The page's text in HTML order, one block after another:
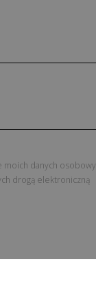
moich danych
drogą elektroniczną